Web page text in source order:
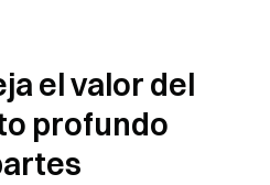
el valor del
profundo